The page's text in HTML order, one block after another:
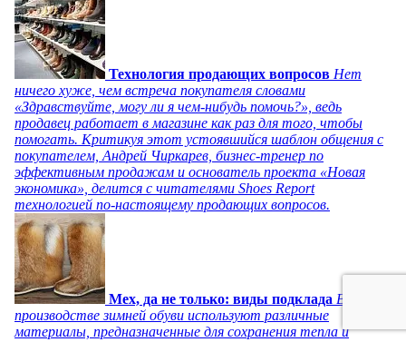
Технология продающих вопросов Нет
ничего хуже, чем встреча покупателя словами
«Здравствуйте, могу ли я чем-нибудь помочь?», ведь
продавец работает в магазине как раз для того, чтобы
помогать. Критикуя этот устоявшийся шаблон общения с
покупателем, Андрей Чиркарев, бизнес-тренер по
эффективным продажам и основатель проекта «Новая
экономика», делится с читателями Shoes Report
технологией по-настоящему продающих вопросов.
Мех, да не только: виды подклада В
производстве зимней обуви используют различные
материалы, предназначенные для сохранения тепла и